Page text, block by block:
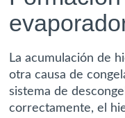
La acumulación de
otra causa de
sistema de
correctamente, el